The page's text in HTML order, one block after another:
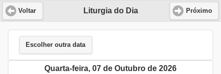
Liturgia do Dia
Voltar Próximo
Escolher outra data
Quarta-feira, 07 de Outubro de 2026